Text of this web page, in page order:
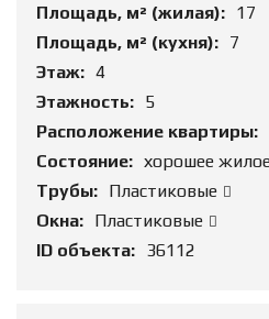
Площадь, м² (жилая): 17
Площадь, м² (кухня): 7
Этаж: 4
Этажность: 5
Расположение квартиры:
Состояние: хорошее
Трубы: Пластиковые
Окна: Пластиковые
ID объекта: 36112